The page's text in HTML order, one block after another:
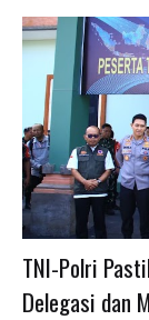
TNI-Polri
Delegasi dan